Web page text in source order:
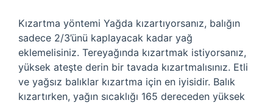
Kızartma yöntemi Yağda kızartıyorsanız, balığın
sadece 2/3’ünü kaplayacak kadar yağ
eklemelisiniz. Tereyağında kızartmak istiyorsanız,
yüksek ateşte derin bir tavada kızartmalısınız. Etli
ve yağsız balıklar kızartma için en iyisidir. Balık
kızartırken, yağın sıcaklığı 165 dereceden yüksek